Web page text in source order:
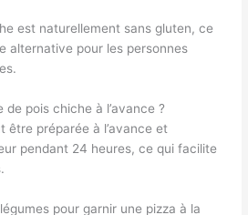
est naturellement sans gluten, ce
alternative pour les personnes
pois chiche à l’avance ?
être préparée à l’avance et
pendant 24 heures, ce qui facilite
pour garnir une pizza à la